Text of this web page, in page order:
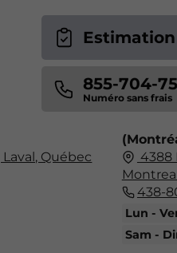
855-704-
Québec
4388
438-
Lun -
Sam -